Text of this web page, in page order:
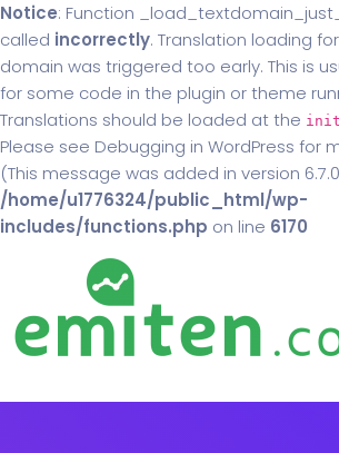
Notice: Function
called incorrectly. Translation loading
domain was triggered too early. This is
for some code in the plugin or theme
Translations should be loaded at the init
Please see Debugging in WordPress for
(This message was added in version
/home/u1776324/public_html/wp-
includes/functions.php on line 6170